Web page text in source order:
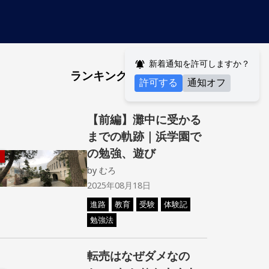
新着通知を許可しますか？
許可する 通知オフ
ランキング
【前編】灘中に受かる
までの軌跡｜浜学園で
の勉強、遊び
by むろ
2025年08月18日
進路 教育 受験
体験記
勉強法
転売はなぜダメなの